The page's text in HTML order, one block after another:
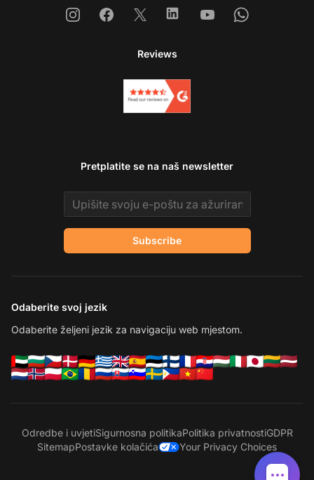
InstagramFacebook
X LinkedinYoutubeWhatsapp
Reviews
Pretplatite se na naš newsletter
Email address
Subscribe
Odaberite svoj jezik
Odaberite željeni jezik za navigaciju web mjestom.
Odredbe i uvjetiSigurnosna politikaPolitika privatnostiGDPR
SitemapPostavke kolačića Your Privacy Choices